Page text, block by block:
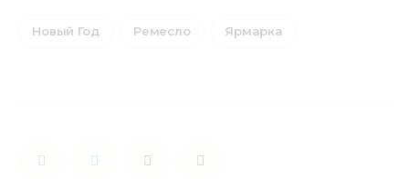
Новый Год Ремесло Ярмарка